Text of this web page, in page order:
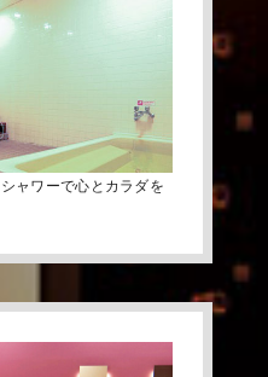
ャワーで心とカラダを